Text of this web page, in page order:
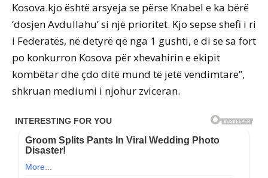
Kosova.kjo është arsyeja se përse Knabel e ka bërë
‘dosjen Avdullahu’ si një prioritet. Kjo sepse shefi i ri
i Federatës, në detyrë që nga 1 gushti, e di se sa fort
po konkurron Kosova për xhevahirin e ekipit
kombëtar dhe çdo ditë mund të jetë vendimtare”,
shkruan mediumi i njohur zviceran.